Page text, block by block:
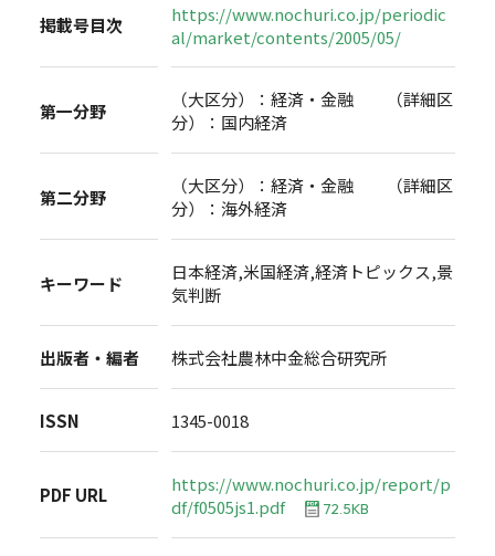
掲載号目次
https://www.nochuri.co.jp/periodic
al/market/contents/2005/05/
第一分野
（大区分）：経済・金融 （詳細区
分）：国内経済
第二分野
（大区分）：経済・金融 （詳細区
分）：海外経済
キーワード
日本経済,米国経済,経済トピックス,景
気判断
出版者・編者 株式会社農林中金総合研究所
ISSN 1345-0018
PDF URL
https://www.nochuri.co.jp/report/p
df/f0505js1.pdf
72.5KB